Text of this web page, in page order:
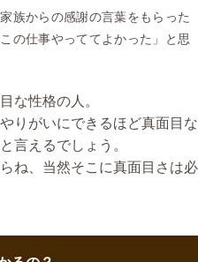
族からの感謝の言葉をもらった
の仕事やっててよかった」と思
な性格の人。
りがいにできるほど真面目な
言えるでしょう。
ね、当然そこに真面目さは必